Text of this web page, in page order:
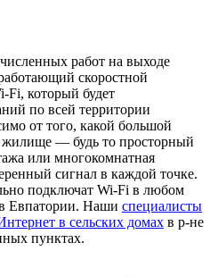
работ на выходе
скоростной
Fi, который будет
по всей территории
от того, какой большой
— будь то просторный
или многокомнатная
сигнал в каждой точке.
подключат Wi-Fi в любом
Евпатории. Наши специалисты
в сельских домах в р-не
пунктах.